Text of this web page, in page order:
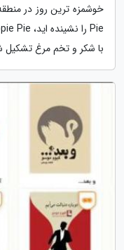
با شکر و تخم مرغ تشکیل